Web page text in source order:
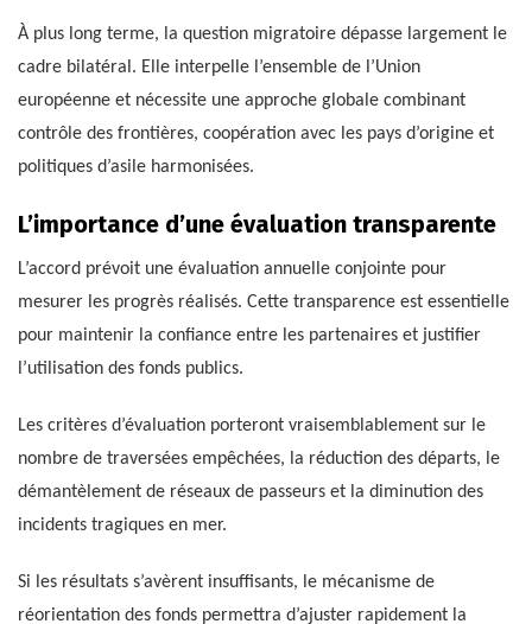
À plus long terme, la question migratoire dépasse largement le
cadre bilatéral. Elle interpelle l’ensemble de l’Union
européenne et nécessite une approche globale combinant
contrôle des frontières, coopération avec les pays d’origine et
politiques d’asile harmonisées.
L’importance d’une évaluation transparente
L’accord prévoit une évaluation annuelle conjointe pour
mesurer les progrès réalisés. Cette transparence est essentielle
pour maintenir la confiance entre les partenaires et justifier
l’utilisation des fonds publics.
Les critères d’évaluation porteront vraisemblablement sur le
nombre de traversées empêchées, la réduction des départs, le
démantèlement de réseaux de passeurs et la diminution des
incidents tragiques en mer.
Si les résultats s’avèrent insuffisants, le mécanisme de
réorientation des fonds permettra d’ajuster rapidement la